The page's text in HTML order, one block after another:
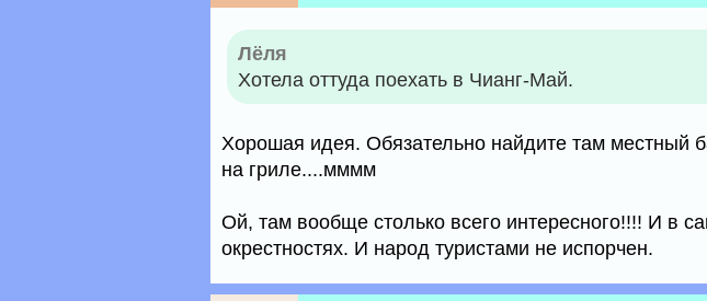
Лёля
Хотела оттуда поехать в Чианг-Май.
Хорошая идея. Обязательно найдите там местный
на гриле....мммм
Ой, там вообще столько всего интересного!!!! И в
окрестностях. И народ туристами не испорчен.